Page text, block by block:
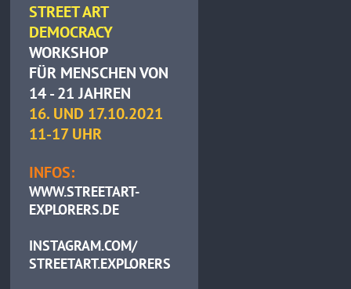
STREET ART
DEMOCRACY
WORKSHOP
FÜR MENSCHEN VON
14 - 21 JAHREN
16. UND 17.10.2021
11-17 UHR
INFOS:
WWW.STREETART-
EXPLORERS.DE
INSTAGRAM.COM/
STREETART.EXPLORERS